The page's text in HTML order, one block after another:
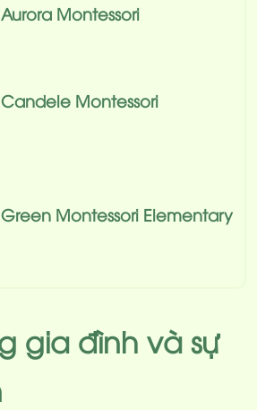
Aurora Montessori
Candele Montessori
Green Montessori Elementary
gia đình và sự